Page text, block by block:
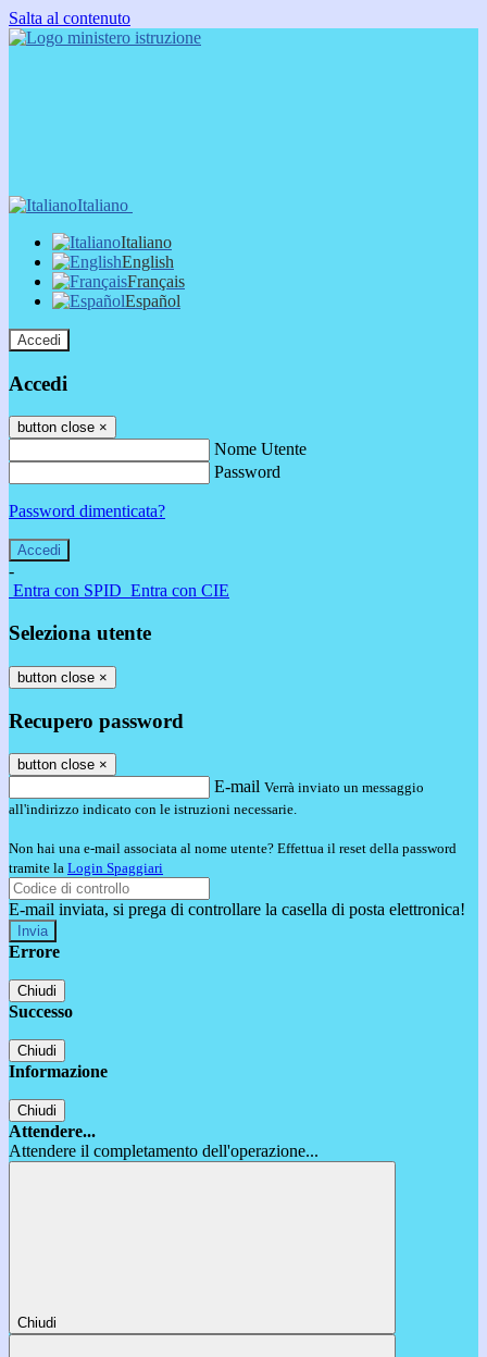
Salta al contenuto
Italiano
Italiano
English
Français
Español
Accedi
Accedi
button close ×
Nome Utente
Password
Password dimenticata?
-
Entra con SPID Entra con CIE
Seleziona utente
button close ×
Recupero password
button close ×
E-mail Verrà inviato un messaggio
all'indirizzo indicato con le istruzioni necessarie.
Non hai una e-mail associata al nome utente? Effettua il reset della password
tramite la Login Spaggiari
E-mail inviata, si prega di controllare la casella di posta elettronica!
Errore
Chiudi
Successo
Chiudi
Informazione
Chiudi
Attendere...
Attendere il completamento dell'operazione...
Chiudi